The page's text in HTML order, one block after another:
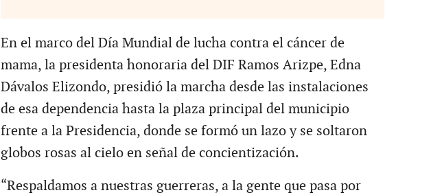
En el marco del Día Mundial de lucha contra el cáncer de
mama, la presidenta honoraria del DIF Ramos Arizpe, Edna
Dávalos Elizondo, presidió la marcha desde las instalaciones
de esa dependencia hasta la plaza principal del municipio
frente a la Presidencia, donde se formó un lazo y se soltaron
globos rosas al cielo en señal de concientización.
“Respaldamos a nuestras guerreras, a la gente que pasa por